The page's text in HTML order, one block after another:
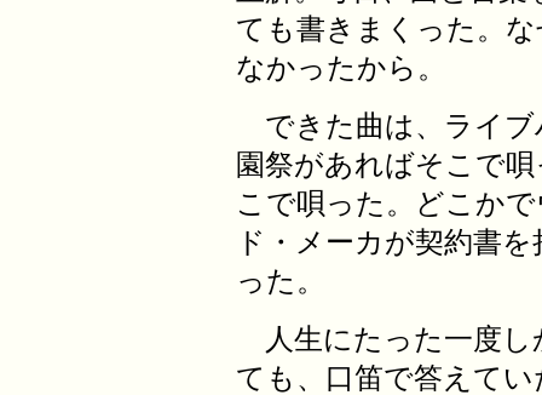
ても書きまくった。
なかったから。
できた曲は、ライブ
園祭があればそこで
こで唄った。どこか
ド・メーカが契約書
った。
人生にたった一度し
ても、口笛で答えて